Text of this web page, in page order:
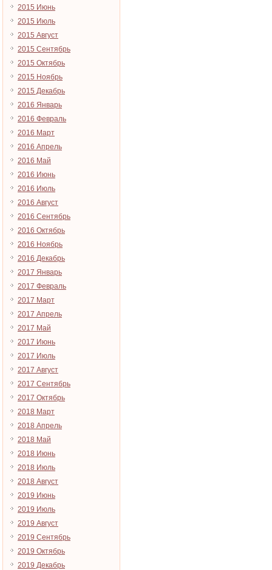
2015 Июнь
2015 Июль
2015 Август
2015 Сентябрь
2015 Октябрь
2015 Ноябрь
2015 Декабрь
2016 Январь
2016 Февраль
2016 Март
2016 Апрель
2016 Май
2016 Июнь
2016 Июль
2016 Август
2016 Сентябрь
2016 Октябрь
2016 Ноябрь
2016 Декабрь
2017 Январь
2017 Февраль
2017 Март
2017 Апрель
2017 Май
2017 Июнь
2017 Июль
2017 Август
2017 Сентябрь
2017 Октябрь
2018 Март
2018 Апрель
2018 Май
2018 Июнь
2018 Июль
2018 Август
2019 Июнь
2019 Июль
2019 Август
2019 Сентябрь
2019 Октябрь
2019 Декабрь